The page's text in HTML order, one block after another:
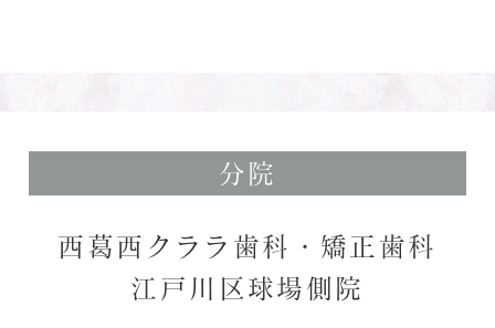
分院
西葛西クララ歯科・矯正歯科
江戸川区球場側院